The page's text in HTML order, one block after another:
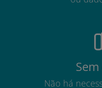
Não há